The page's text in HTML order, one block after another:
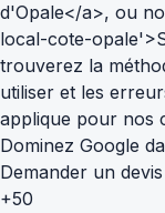
d'Opale</a>, ou
local-cote-
trouverez la
utiliser et les
applique pour nos
Dominez Google
Demander un
+50